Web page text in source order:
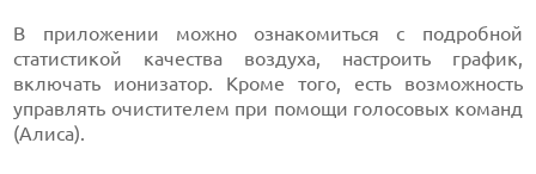
В приложении можно ознакомиться с подробной
статистикой качества воздуха, настроить график,
включать ионизатор. Кроме того, есть возможность
управлять очистителем при помощи голосовых команд
(Алиса).